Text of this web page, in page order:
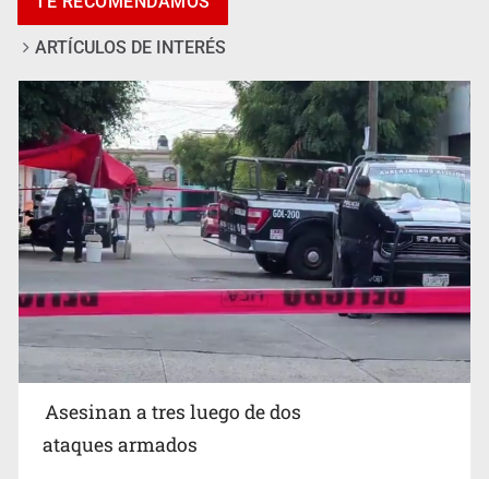
Vinculan a responsable de homicidio registrado en 2025
en Tlaquepaque
ARTÍCULOS DE INTERÉS
Asesinan a tres luego de dos
ataques armados